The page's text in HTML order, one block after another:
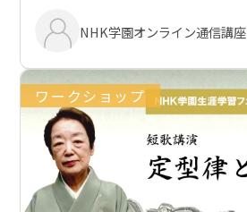
NHK学園オンライン通信講座
ワークショップ